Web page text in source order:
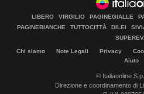
LIBERO VIRGILIO PAGINEGIALLE
PAGINEBIANCHE
TUTTOCITTÀ DILEI
Chi siamo Note Legali Privacy
Aiuto
© Italiaonline
Direzione e coordinamento di